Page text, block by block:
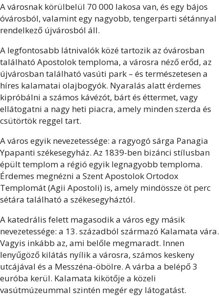
A városnak körülbelül 70 000 lakosa van, és egy bájos
óvárosból, valamint egy nagyobb, tengerparti sétánnyal
rendelkező újvárosból áll.
A legfontosabb látnivalók közé tartozik az óvárosban
található Apostolok temploma, a városra néző erőd, az
újvárosban található vasúti park – és természetesen a
híres kalamatai olajbogyók. Nyaralás alatt érdemes
kipróbálni a számos kávézót, bárt és éttermet, vagy
ellátogatni a nagy heti piacra, amely minden szerda és
csütörtök reggel tart.
A város egyik nevezetessége: a ragyogó sárga Panagia
Ypapanti székesegyház. Az 1839-ben bizánci stílusban
épült templom a régió egyik legnagyobb temploma.
Érdemes megnézni a Szent Apostolok Ortodox
Templomát (Agii Apostoli) is, amely mindössze öt perc
sétára található a székesegyháztól.
A katedrális felett magasodik a város egy másik
nevezetessége: a 13. századból származó Kalamata vára.
Vagyis inkább az, ami belőle megmaradt. Innen
lenyűgöző kilátás nyílik a városra, számos keskeny
utcájával és a Messzéna-öbölre. A várba a belépő 3
euróba kerül. Kalamata kikötője a közeli
vasútmúzeummal szintén megér egy látogatást.